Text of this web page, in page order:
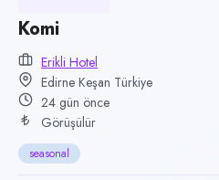
Konum
Keşan, Edirne
Çalışma şekli
seasonal · Ofis
Yayın tarihi
14 Temmuz 2026
Komi
Erikli Hotel
Edirne Keşan Türkiye
24 gün önce
Görüşülür
seasonal